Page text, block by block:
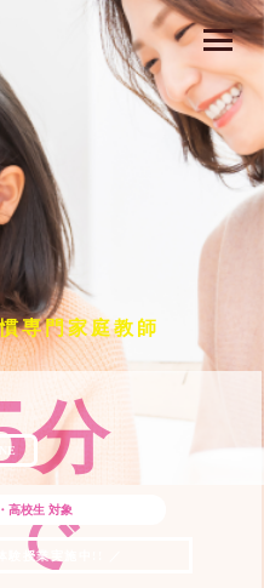
専門家庭教師
分
高校生 対象
験授業実施中!! ／